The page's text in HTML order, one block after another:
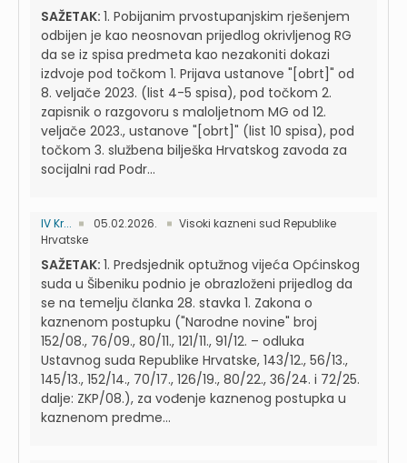
SAŽETAK: 1. Pobijanim prvostupanjskim rješenjem
odbijen je kao neosnovan prijedlog okrivljenog RG
da se iz spisa predmeta kao nezakoniti dokazi
izdvoje pod točkom 1. Prijava ustanove "[obrt]" od
8. veljače 2023. (list 4-5 spisa), pod točkom 2.
zapisnik o razgovoru s maloljetnom MG od 12.
veljače 2023., ustanove "[obrt]" (list 10 spisa), pod
točkom 3. službena bilješka Hrvatskog zavoda za
socijalni rad Podr...
IV Kr... 05.02.2026.
Visoki kazneni sud Republike
Hrvatske
SAŽETAK: 1. Predsjednik optužnog vijeća Općinskog
suda u Šibeniku podnio je obrazloženi prijedlog da
se na temelju članka 28. stavka 1. Zakona o
kaznenom postupku ("Narodne novine" broj
152/08., 76/09., 80/11., 121/11., 91/12. – odluka
Ustavnog suda Republike Hrvatske, 143/12., 56/13.,
145/13., 152/14., 70/17., 126/19., 80/22., 36/24. i 72/25.
dalje: ZKP/08.), za vođenje kaznenog postupka u
kaznenom predme...